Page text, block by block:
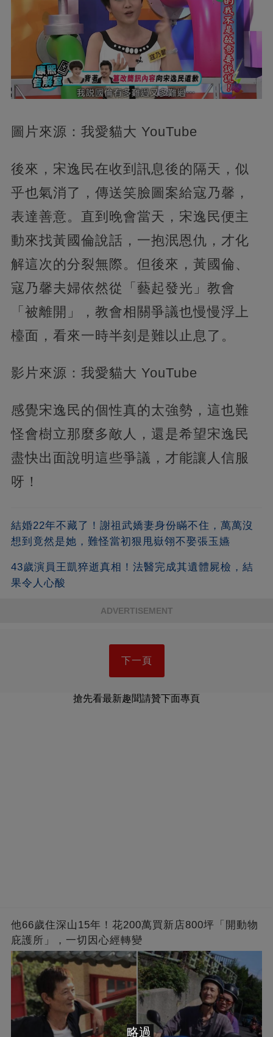
圖片來源：我愛貓大 YouTube
後來，宋逸民在收到訊息後的隔天，似
乎也氣消了，傳送笑臉圖案給寇乃馨，
表達善意。直到晚會當天，宋逸民便主
動來找黃國倫說話，一抱泯恩仇，才化
解這次的分裂無際。但後來，黃國倫、
寇乃馨夫婦依然從「藝起發光」教會
「被離開」，教會相關爭議也慢慢浮上
檯面，看來一時半刻是難以止息了。
影片來源：我愛貓大 YouTube
感覺宋逸民的個性真的太強勢，這也難
怪會樹立那麼多敵人，還是希望宋逸民
盡快出面說明這些爭議，才能讓人信服
呀！
結婚22年不藏了！謝祖武嬌妻身份瞞不住，萬萬沒
想到竟然是她，難怪當初狠甩嶽翎不娶張玉嬿
43歲演員王凱猝逝真相！法醫完成其遺體屍檢，結
果令人心酸
ADVERTISEMENT
下一頁
搶先看最新趣聞請贊下面專頁
他66歲住深山15年！花200萬買新店800坪「開動物
庇護所」，一切因心經轉變
略過